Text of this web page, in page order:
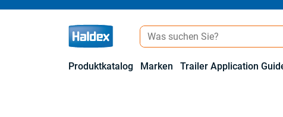
Produktkatalog Marken Trailer Application